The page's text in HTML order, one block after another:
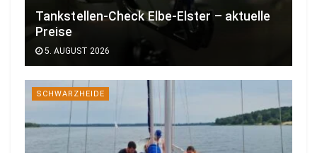
Tankstellen-Check Elbe-Elster – aktuelle
Preise
5. AUGUST 2026
SCHWARZHEIDE